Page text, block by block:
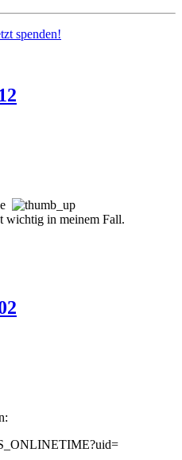
spenden!
wichtig in meinem Fall.